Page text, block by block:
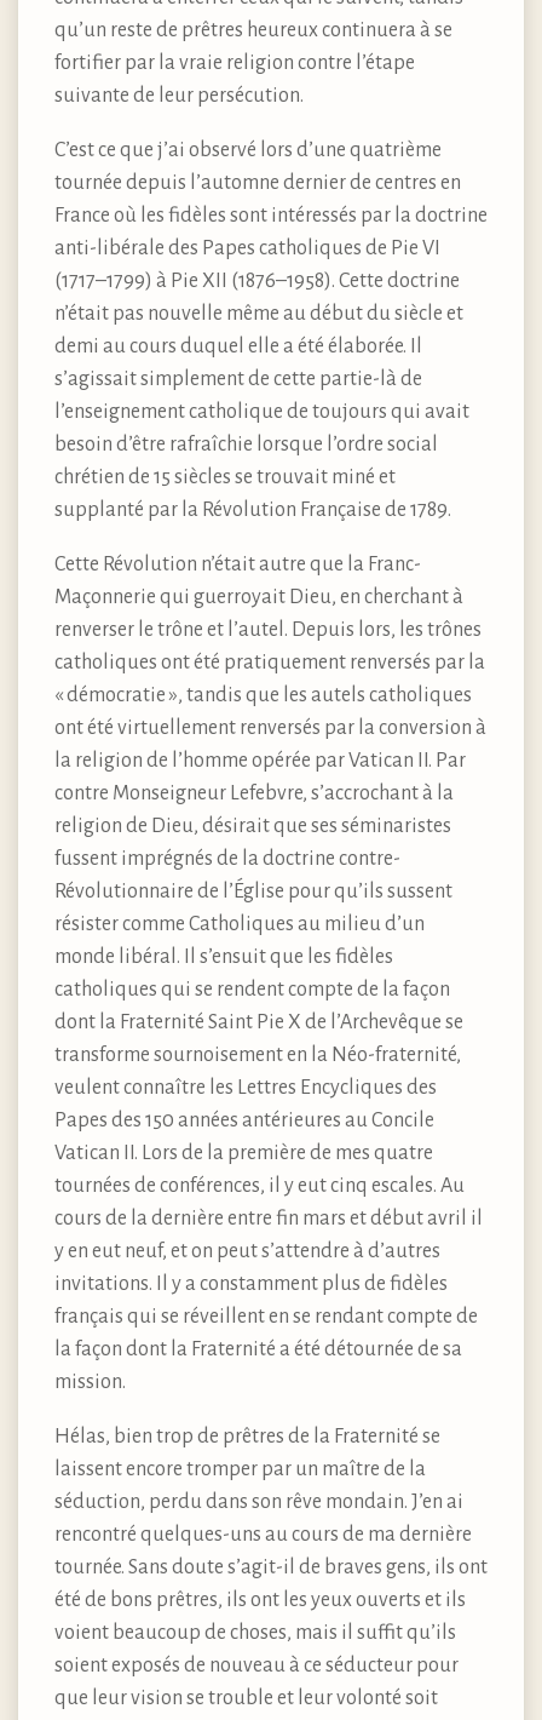
qu’un reste de prêtres heureux continuera à se
fortifier par la vraie religion contre l’étape
suivante de leur persécution.
C’est ce que j’ai observé lors d’une quatrième
tournée depuis l’automne dernier de centres en
France où les fidèles sont intéressés par la doctrine
anti-libérale des Papes catholiques de Pie VI
(1717–1799) à Pie XII (1876–1958). Cette doctrine
n’était pas nouvelle même au début du siècle et
demi au cours duquel elle a été élaborée. Il
s’agissait simplement de cette partie-là de
l’enseignement catholique de toujours qui avait
besoin d’être rafraîchie lorsque l’ordre social
chrétien de 15 siècles se trouvait miné et
supplanté par la Révolution Française de 1789.
Cette Révolution n’était autre que la Franc-
Maçonnerie qui guerroyait Dieu, en cherchant à
renverser le trône et l’autel. Depuis lors, les trônes
catholiques ont été pratiquement renversés par la
« démocratie », tandis que les autels catholiques
ont été virtuellement renversés par la conversion à
la religion de l’homme opérée par Vatican II. Par
contre Monseigneur Lefebvre, s’accrochant à la
religion de Dieu, désirait que ses séminaristes
fussent imprégnés de la doctrine contre-
Révolutionnaire de l’Église pour qu’ils sussent
résister comme Catholiques au milieu d’un
monde libéral. Il s’ensuit que les fidèles
catholiques qui se rendent compte de la façon
dont la Fraternité Saint Pie X de l’Archevêque se
transforme sournoisement en la Néo-fraternité,
veulent connaître les Lettres Encycliques des
Papes des 150 années antérieures au Concile
Vatican II. Lors de la première de mes quatre
tournées de conférences, il y eut cinq escales. Au
cours de la dernière entre fin mars et début avril il
y en eut neuf, et on peut s’attendre à d’autres
invitations. Il y a constamment plus de fidèles
français qui se réveillent en se rendant compte de
la façon dont la Fraternité a été détournée de sa
mission.
Hélas, bien trop de prêtres de la Fraternité se
laissent encore tromper par un maître de la
séduction, perdu dans son rêve mondain. J’en ai
rencontré quelques-uns au cours de ma dernière
tournée. Sans doute s’agit-il de braves gens, ils ont
été de bons prêtres, ils ont les yeux ouverts et ils
voient beaucoup de choses, mais il suffit qu’ils
soient exposés de nouveau à ce séducteur pour
que leur vision se trouble et leur volonté soit